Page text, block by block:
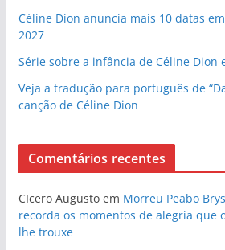
Céline Dion anuncia mais 10 datas
2027
Série sobre a infância de Céline Dion
Veja a tradução para português de
canção de Céline Dion
Comentários recentes
CIcero Augustoem Morreu Peabo
recorda os momentos de alegria que
lhe trouxe